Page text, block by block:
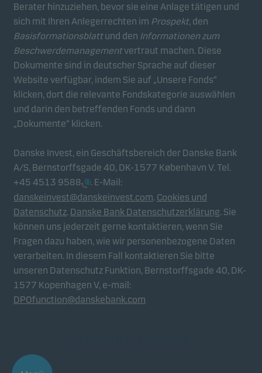
Berater hinzuziehen, bevor sie eine Anlage tätigen und
sich mit Ihren Anlegerrechten im Prospekt, den
Basisformationsblattund den Informationen zum
Beschwerdemanagementvertraut machen. Diese
Dokumente sind in deutscher Sprache auf dieser
Website verfügbar, indem Sie auf „Unsere Fonds“
klicken, dort die relevante Fondskategorie auswählen
und darin den betreffenden Fonds und dann
„Dokumente“ klicken.
Danske Invest, ein Geschäftsbereich der Danske Bank
A/S, Bernstorffsgade 40, DK-1577 København V. Tel.
+45 4513 9588
. E-Mail:
danskeinvest@danskeinvest.com. Cookies und
Datenschutz. Danske Bank Datenschutzerklärung. Sie
können uns jederzeit gerne kontaktieren, wenn Sie
Fragen dazu haben, wie wir personenbezogene Daten
verarbeiten. In diesem Fall kontaktieren Sie bitte
unseren Datenschutz Funktion, Bernstorffsgade 40, DK-
1577 Kopenhagen V, e-mail:
DPOfunction@danskebank.com